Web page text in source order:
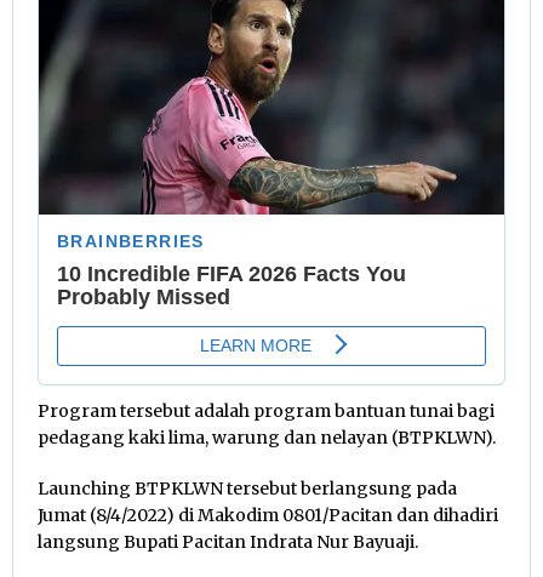
Program tersebut adalah program bantuan tunai bagi
pedagang kaki lima, warung dan nelayan (BTPKLWN).
Launching BTPKLWN tersebut berlangsung pada
Jumat (8/4/2022) di Makodim 0801/Pacitan dan dihadiri
langsung Bupati Pacitan Indrata Nur Bayuaji.